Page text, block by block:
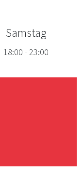
Samstag
18:00 -23:00